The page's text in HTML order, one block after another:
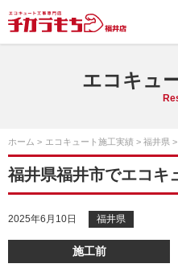
エコキュ
ホーム エコキュート施工実績 福井県
福井県福井市でエコキ
2025年6月10日 福井県
施工前